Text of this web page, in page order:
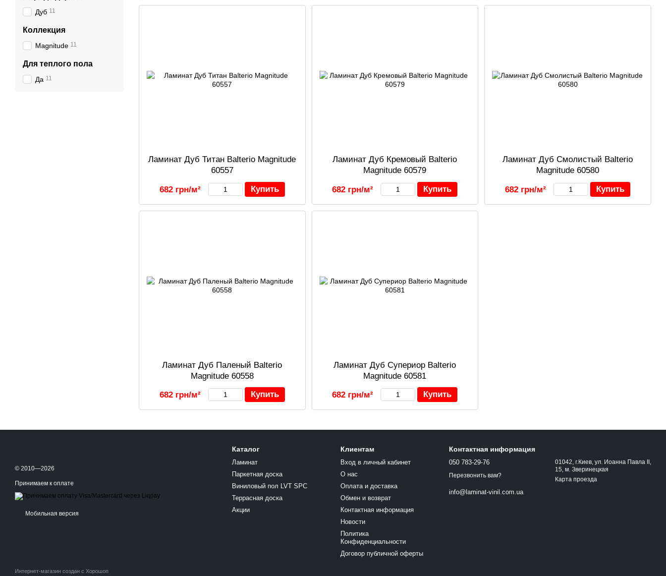
Ламинат Дуб Титан Balterio Magnitude
60557
682 грн/м² Купить
Ламинат Дуб Кремовый Balterio
Magnitude 60579
682 грн/м² Купить
Ламинат Дуб Смолистый Balterio
Magnitude 60580
682 грн/м² Купить
Ламинат Дуб Паленый Balterio
Magnitude 60558
682 грн/м² Купить
Ламинат Дуб Супериор Balterio
Magnitude 60581
682 грн/м² Купить
Дуб 11
Коллекция
Magnitude 11
Для теплого пола
Да 11
© 2010—2026
Принимаем к оплате
Мобильная версия
Интернет-магазин создан с Хорошоп
Каталог
Ламинат
Паркетная доска
Виниловый пол LVT SPC
Террасная доска
Акции
Клиентам
Вход в личный кабинет
О нас
Оплата и доставка
Обмен и возврат
Контактная информация
Новости
Политика
Конфиденциальности
Договор публичной оферты
Контактная информация
050 783-29-76
Перезвонить вам?
info@laminat-vinil.com.ua
01042, г.Киев, ул. Иоанна Павла ІІ,
15, м. Зверинецкая
Карта проезда